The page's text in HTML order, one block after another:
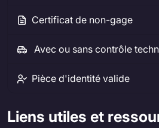
Certificat de non-gage
Avec ou sans contrôle
Pièce d'identité valide
Liens utiles et